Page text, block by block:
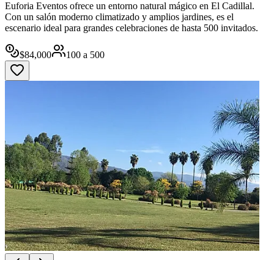
Euforia Eventos ofrece un entorno natural mágico en El Cadillal.
Con un salón moderno climatizado y amplios jardines, es el
escenario ideal para grandes celebraciones de hasta 500 invitados.
$84,000 100 a 500